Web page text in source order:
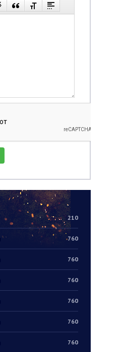
210
760
760
760
760
760
760